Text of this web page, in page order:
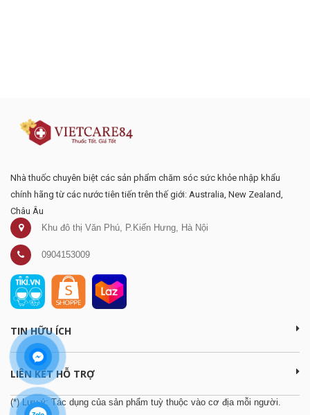
Nhà thuốc chuyên biệt các sản phẩm chăm sóc sức khỏe nhập khẩu
chính hãng từ các nước tiên tiến trên thế giới: Australia, New Zealand,
Châu Âu
Khu đô thị Văn Phú, P.Kiến Hưng, Hà Nội
0904153009
TIN HỮU ÍCH
LIÊN KẾT HỖ TRỢ
(*) Lưu ý: Tác dụng của sản phẩm tuỳ thuộc vào cơ địa mỗi người.